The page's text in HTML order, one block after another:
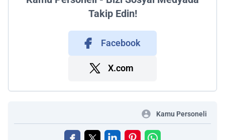
Takip Edin!
Facebook
X.com
Kamu Personeli